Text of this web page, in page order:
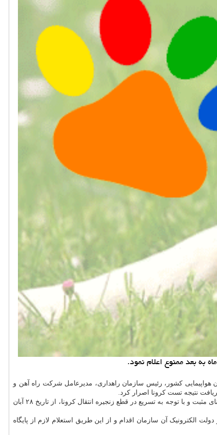
کشور، رئیس سازمان راهداری، مدیرعامل شرکت راه آهن و
نتیجه تست کرونا اصرار کرد.
در نامه رییسی آمده است: «در راستای اجرای بند ۷ مصوبه جلسه چهل و دوم ستاد ملی مدیریت کرونا در مورد عدم جابجایی مسافران دارای تست کرونای مثبت و با توجه به تسریع در قطع زنجیره انتقال کرونا، از تاریخ ۲۸ آبان
الکترونیک آن سازمان اقدام و از این طریق استعلام لازم از پایگاه